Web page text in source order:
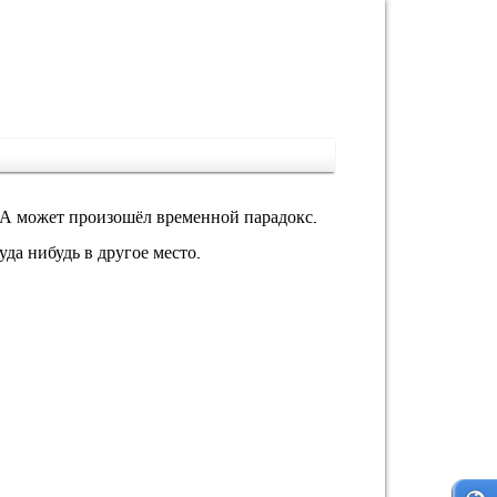
может произошёл временной парадокс.
нибудь в другое место.